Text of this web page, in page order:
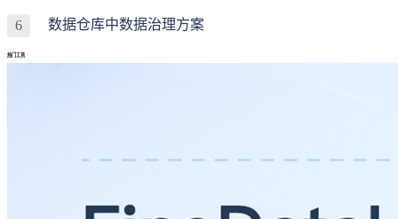
6 数据仓库中数据治理方案
热门工具